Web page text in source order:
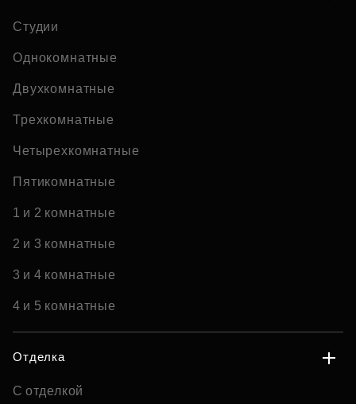
Студии
Однокомнатные
Двухкомнатные
Трехкомнатные
Четырехкомнатные
Пятикомнатные
1 и 2 комнатные
2 и 3 комнатные
3 и 4 комнатные
4 и 5 комнатные
Отделка
С отделкой